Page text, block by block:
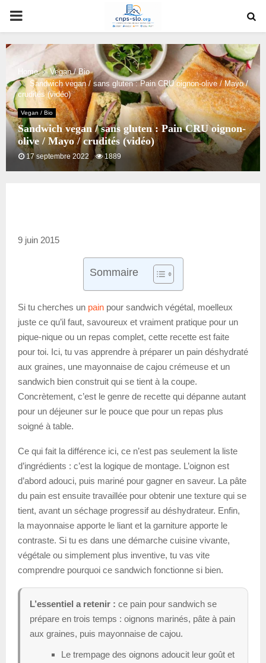
PRIMARY
MENU
Home
Vegan / Bio
Sandwich vegan / sans gluten : Pain CRU oignon-olive / Mayo /
crudités (vidéo)
Vegan / Bio
Sandwich vegan / sans gluten : Pain CRU oignon-
olive / Mayo / crudités (vidéo)
17 septembre 2022 1889
9 juin 2015
Sommaire
Si tu cherches un pain pour sandwich végétal, moelleux
juste ce qu’il faut, savoureux et vraiment pratique pour un
pique-nique ou un repas complet, cette recette est faite
pour toi. Ici, tu vas apprendre à préparer un pain déshydraté
aux graines, une mayonnaise de cajou crémeuse et un
sandwich bien construit qui se tient à la coupe.
Concrètement, c’est le genre de recette qui dépanne autant
pour un déjeuner sur le pouce que pour un repas plus
soigné à table.
Ce qui fait la différence ici, ce n’est pas seulement la liste
d’ingrédients : c’est la logique de montage. L’oignon est
d’abord adouci, puis mariné pour gagner en saveur. La pâte
du pain est ensuite travaillée pour obtenir une texture qui se
tient, avant un séchage progressif au déshydrateur. Enfin,
la mayonnaise apporte le liant et la garniture apporte le
contraste. Si tu es dans une démarche cuisine vivante,
végétale ou simplement plus inventive, tu vas vite
comprendre pourquoi ce sandwich fonctionne si bien.
L’essentiel a retenir : ce pain pour sandwich se
prépare en trois temps : oignons marinés, pâte à pain
aux graines, puis mayonnaise de cajou.
Le trempage des oignons adoucit leur goût et